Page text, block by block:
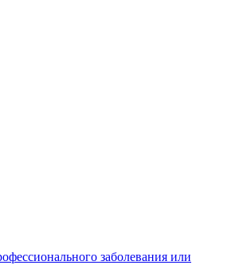
заболевания или